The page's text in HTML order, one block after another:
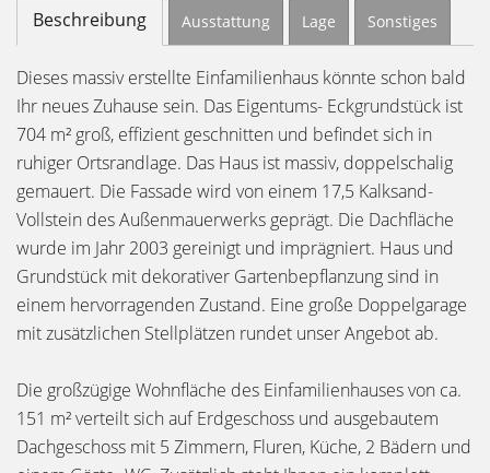
Beschreibung Ausstattung Lage Sonstiges
Dieses massiv erstellte Einfamilienhaus könnte schon bald
Ihr neues Zuhause sein. Das Eigentums- Eckgrundstück ist
704 m² groß, effizient geschnitten und befindet sich in
ruhiger Ortsrandlage. Das Haus ist massiv, doppelschalig
gemauert. Die Fassade wird von einem 17,5 Kalksand-
Vollstein des Außenmauerwerks geprägt. Die Dachfläche
wurde im Jahr 2003 gereinigt und imprägniert. Haus und
Grundstück mit dekorativer Gartenbepflanzung sind in
einem hervorragenden Zustand. Eine große Doppelgarage
mit zusätzlichen Stellplätzen rundet unser Angebot ab.
Die großzügige Wohnfläche des Einfamilienhauses von ca.
151 m² verteilt sich auf Erdgeschoss und ausgebautem
Dachgeschoss mit 5 Zimmern, Fluren, Küche, 2 Bädern und